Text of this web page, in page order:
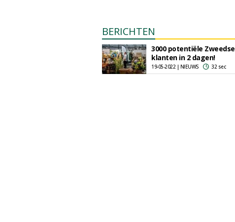
BERICHTEN
3000 potentiële Zweedse
klanten in 2 dagen!
19-05-2022 | NIEUWS 32 sec